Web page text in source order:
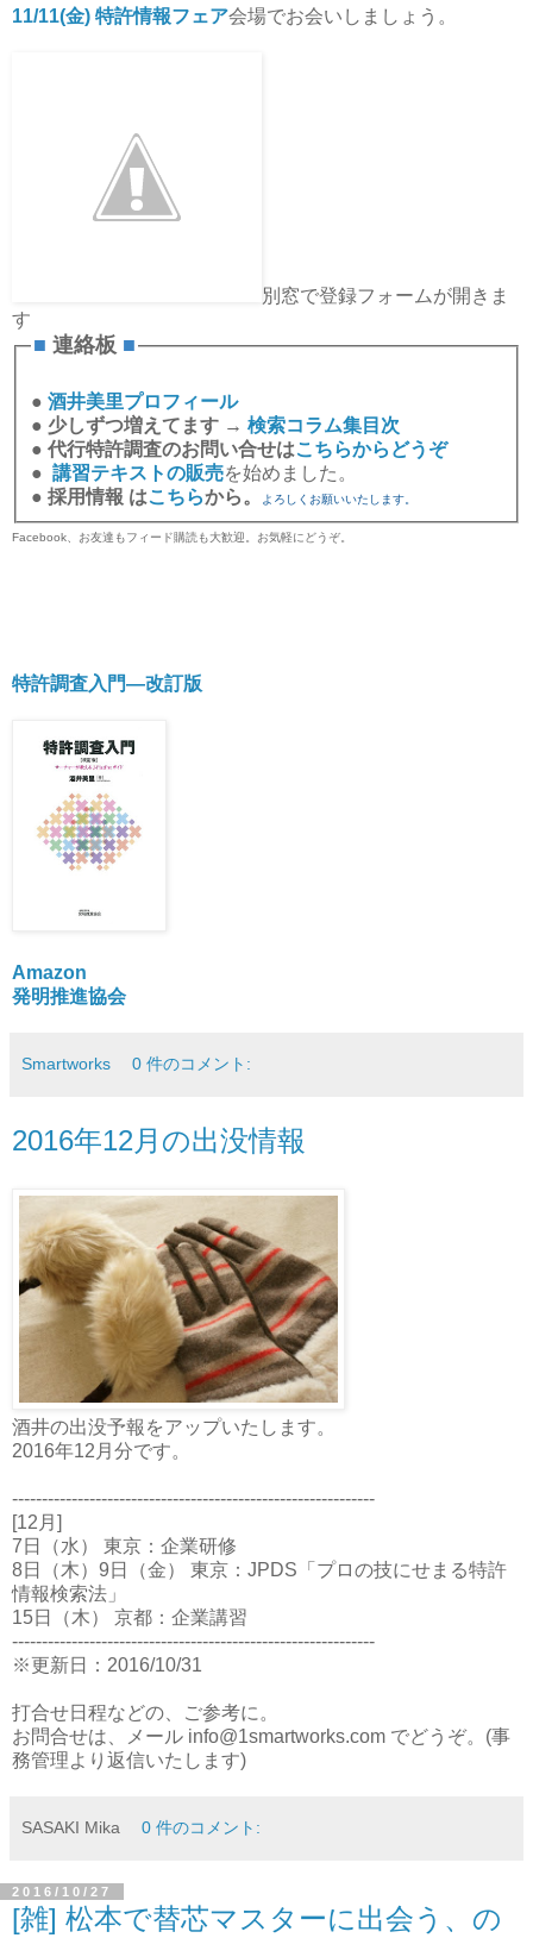
11/11(金) 特許情報フェア会場でお会いしましょう。
別窓で登録フォームが開きま
す
■ 連絡板 ■
● 酒井美里プロフィール
● 少しずつ増えてます → 検索コラム集目次
● 代行特許調査のお問い合せはこちらからどうぞ
● 講習テキストの販売を始めました。
● 採用情報 はこちらから。 よろしくお願いいたします。
Facebook、お友達もフィード購読も大歓迎。お気軽にどうぞ。
特許調査入門―改訂版
Amazon
発明推進協会
Smartworks 0 件のコメント:
2016年12月の出没情報
酒井の出没予報をアップいたします。
2016年12月分です。
-------------------------------------------------------------
[12月]
7日（水） 東京：企業研修
8日（木）9日（金） 東京：JPDS「プロの技にせまる特許
情報検索法」
15日（木） 京都：企業講習
-------------------------------------------------------------
※更新日：2016/10/31
打合せ日程などの、ご参考に。
お問合せは、メール info@1smartworks.com でどうぞ。(事
務管理より返信いたします)
SASAKI Mika 0 件のコメント:
2016/10/27
[雑] 松本で替芯マスターに出会う、の